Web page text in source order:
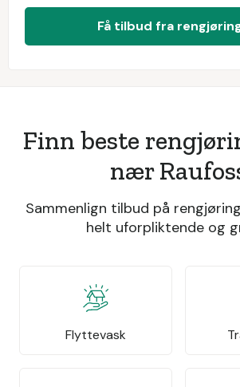
Få tilbud fra
Finn beste
nær
Sammenlign tilbud på
helt uforpliktende og
Flyttevask